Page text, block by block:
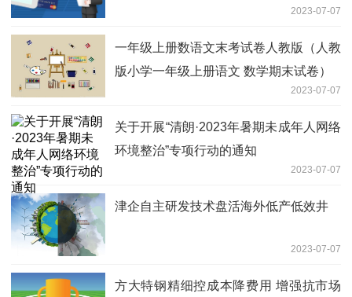
召，参与产品报价，争取多品种入选，进
一步增加在三甲医院的市场份额（附调研
问答）
2023-07-07
一年级上册数语文末考试卷人教版（人教
版小学一年级上册语文 数学期末试卷）
2023-07-07
关于开展“清朗·2023年暑期未成年人网络
环境整治”专项行动的通知
2023-07-07
津企自主研发技术盘活海外低产低效井
2023-07-07
方大特钢精细控成本降费用 增强抗市场